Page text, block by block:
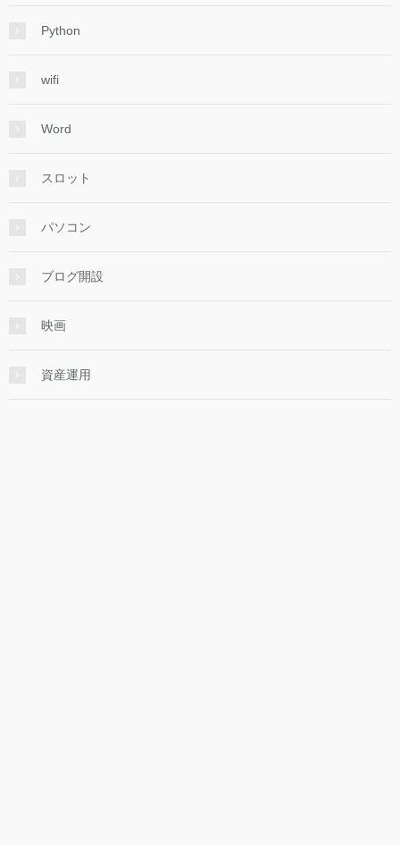
Python
wifi
Word
スロット
パソコン
ブログ開設
映画
資産運用